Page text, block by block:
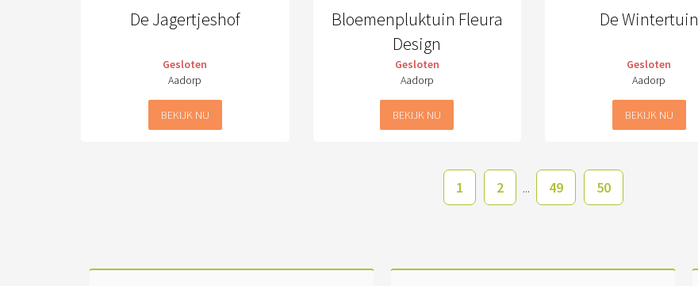
De Jagertjeshof
Gesloten
Aadorp
BEKIJK NU
Bloemenpluktuin Fleura
Design
Gesloten
Aadorp
BEKIJK NU
De Wintertuin
Gesloten
Aadorp
BEKIJK NU
1 2 ... 49 50